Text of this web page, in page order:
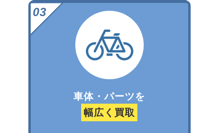
車体・パーツを
幅広く買取